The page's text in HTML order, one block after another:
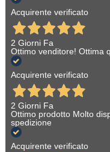
Acquirente verificato
2 Giorni Fa
Ottimo venditore! Ottima
Acquirente verificato
2 Giorni Fa
Ottimo prodotto Molto
spedizione
Acquirente verificato